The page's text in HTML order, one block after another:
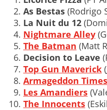
As Bestas (Rodrigo
La Nuit du 12
Nightmare Alley
The Batman (Matt
Decision to Leave
Top Gun Maverick
Armageddon Times
Les Amandiers
The Innocents